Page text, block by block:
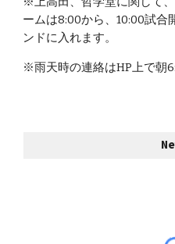
ームは8:00から、10:00試合
ンドに入れます。
※雨天時の連絡はHP上で朝